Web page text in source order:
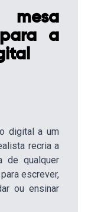
a
digital a um
recria a
de qualquer
escrever,
ou ensinar